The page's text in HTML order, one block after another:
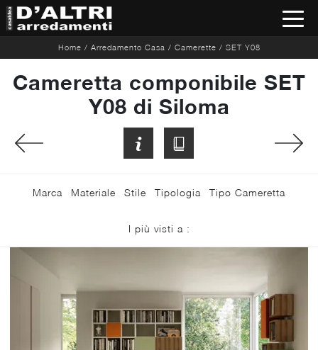
Home / Arredamento Casa / Camerette / SET Y08
Cameretta componibile SET
Y08 di Siloma
Marca Materiale Stile Tipologia Tipo Cameretta
I più visti a :